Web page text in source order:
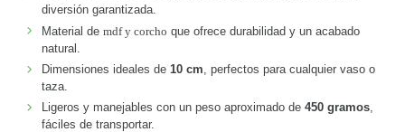
diversión garantizada.
Material de mdf y corcho que ofrece durabilidad y un acabado
natural.
Dimensiones ideales de 10 cm , perfectos para cualquier vaso o
taza.
Ligeros y manejables con un peso aproximado de 450 gramos,
fáciles de transportar.